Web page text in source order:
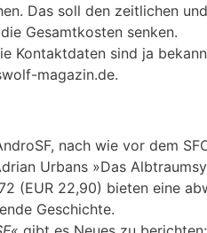
Das soll den zeitlichen
Gesamtkosten senken.
Kontaktdaten sind ja
magazin.de.
nach wie vor dem
Urbans »Das
(EUR 22,90) bieten eine
Geschichte.